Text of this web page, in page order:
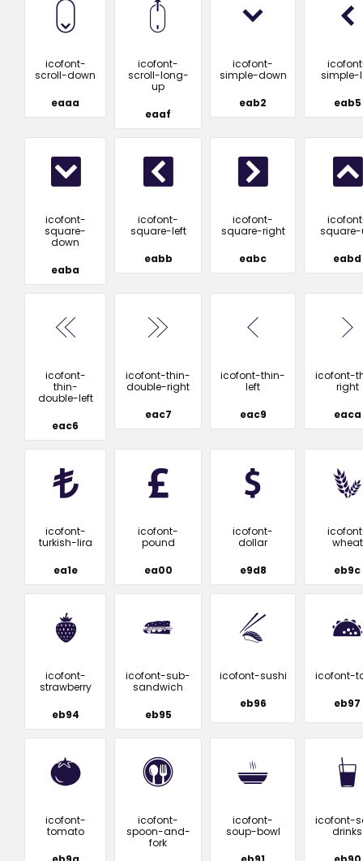
icofont-
scroll-down
eaaa
icofont-
scroll-long-
up
eaaf
icofont-
simple-down
eab2
simple-
eab5
icofont-
square-
down
eaba
icofont-
square-left
eabb
icofont-
square-right
eabc
eabd
icofont-
thin-
double-left
eac6
icofont-thin-
double-right
eac7
icofont-thin-
left
eac9
icofont-
right
eaca
icofont-
turkish-lira
ea1e
icofont-
pound
ea00
icofont-
dollar
e9d8
wheat
eb9c
icofont-
strawberry
eb94
icofont-sub-
sandwich
eb95
icofont-sushi
eb96
icofont-
eb97
icofont-
tomato
icofont-
spoon-and-
fork
icofont-
soup-bowl
icofont-
drinks